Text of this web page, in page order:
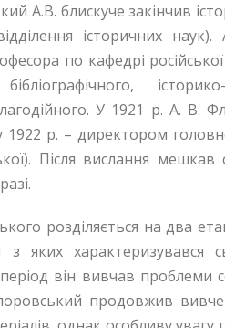
А.В. блискуче закінчив
історичних
по кафедрі
У 1921 р. А. В.
1922 р. – директором
Після вислання мешкав
розділяється на два
яких характеризувався
він вивчав проблеми
продовжив